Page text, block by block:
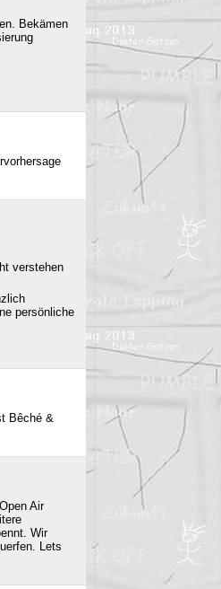
Bekämen
verstehen
persönliche
Bêché &
Air
Wir
Lets